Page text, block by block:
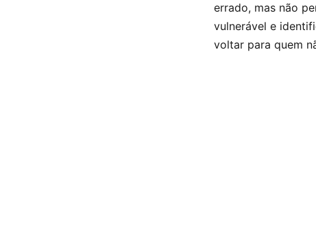
errado, mas não
vulnerável e
voltar para quem